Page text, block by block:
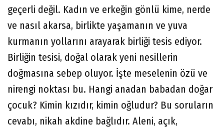
geçerli değil. Kadın ve erkeğin gönlü kime, nerde
ve nasıl akarsa, birlikte yaşamanın ve yuva
kurmanın yollarını arayarak birliği tesis ediyor.
Birliğin tesisi, doğal olarak yeni nesillerin
doğmasına sebep oluyor. İşte meselenin özü ve
nirengi noktası bu. Hangi anadan babadan doğar
çocuk? Kimin kızıdır, kimin oğludur? Bu soruların
cevabı, nikah akdine bağlıdır. Aleni, açık,